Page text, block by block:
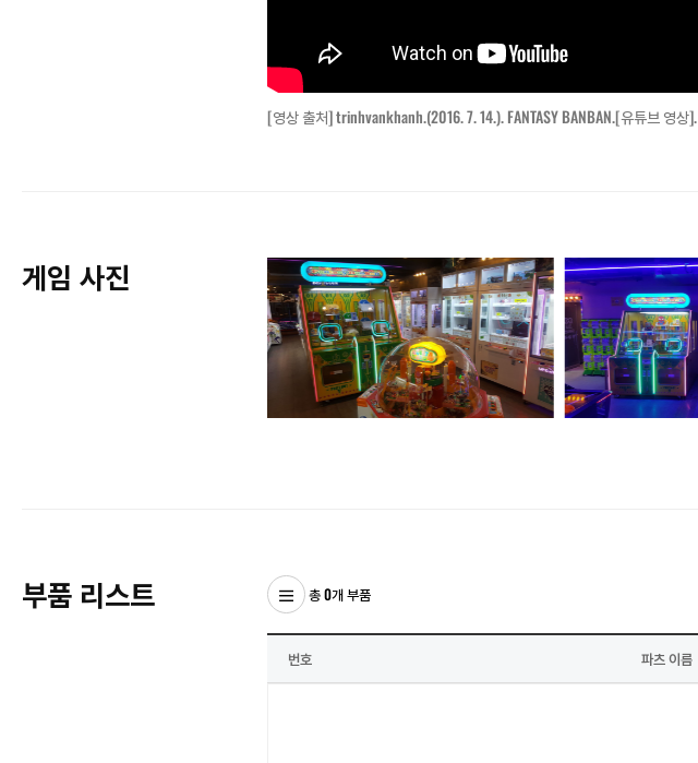
[영상 출처]trinhvankhanh.(2016. 7. 14.). FANTASY BANBAN.[유튜브 영상].
게임 사진
부품 리스트 총 0개 부품
번호 파츠 이름